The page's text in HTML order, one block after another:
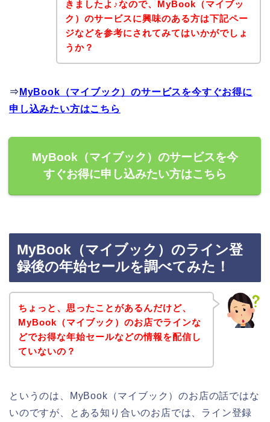
きましたよ♪なので、MyBook（マイブッ
ク）のサービスに興味のある方は下記ペー
ジなどを参考にされてみてはいかがでしょ
うか？
⇒ MyBook（マイブック）のサービスを今すぐお得に
申し込みたい方はこちら
MyBook（マイブック）のサービスを今
すぐお得に申し込みたい方はこちら
MyBook（マイブック）のライン登
録後の年始セールを調べてみた！
ちょっと、思ったことがあるんだけど、
MyBook（マイブック）のお店でラインな
どでお得な年始セールなどの情報を配信し
ていないの？
というのは、MyBook（マイブック）のお店の話ではな
いのですが、とある知り合いのお店では、ライン登録